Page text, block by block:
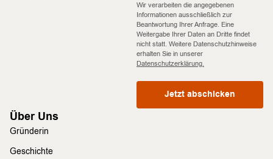
Wir verarbeiten die angegebenen
Informationen ausschließlich zur
Beantwortung Ihrer Anfrage. Eine
Weitergabe Ihrer Daten an Dritte findet
nicht statt. Weitere Datenschutzhinweise
erhalten Sie in unserer
Datenschutzerklärung.
Jetzt abschicken
Über Uns
Gründerin
Geschichte